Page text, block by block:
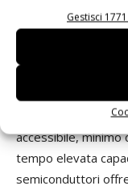
Gestisci
prodotto.
l'Ingegnere
connessione
dispositivi
Processori per il
L'Internet delle
accessibile,
tempo elevata
semiconduttori